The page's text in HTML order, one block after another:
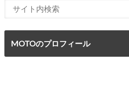
MOTOのプロフィール